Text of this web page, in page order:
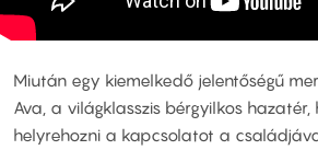
Miután egy kiemelkedő jelentőségű
Ava, a világklasszis bérgyilkos
helyrehozni a kapcsolatot a